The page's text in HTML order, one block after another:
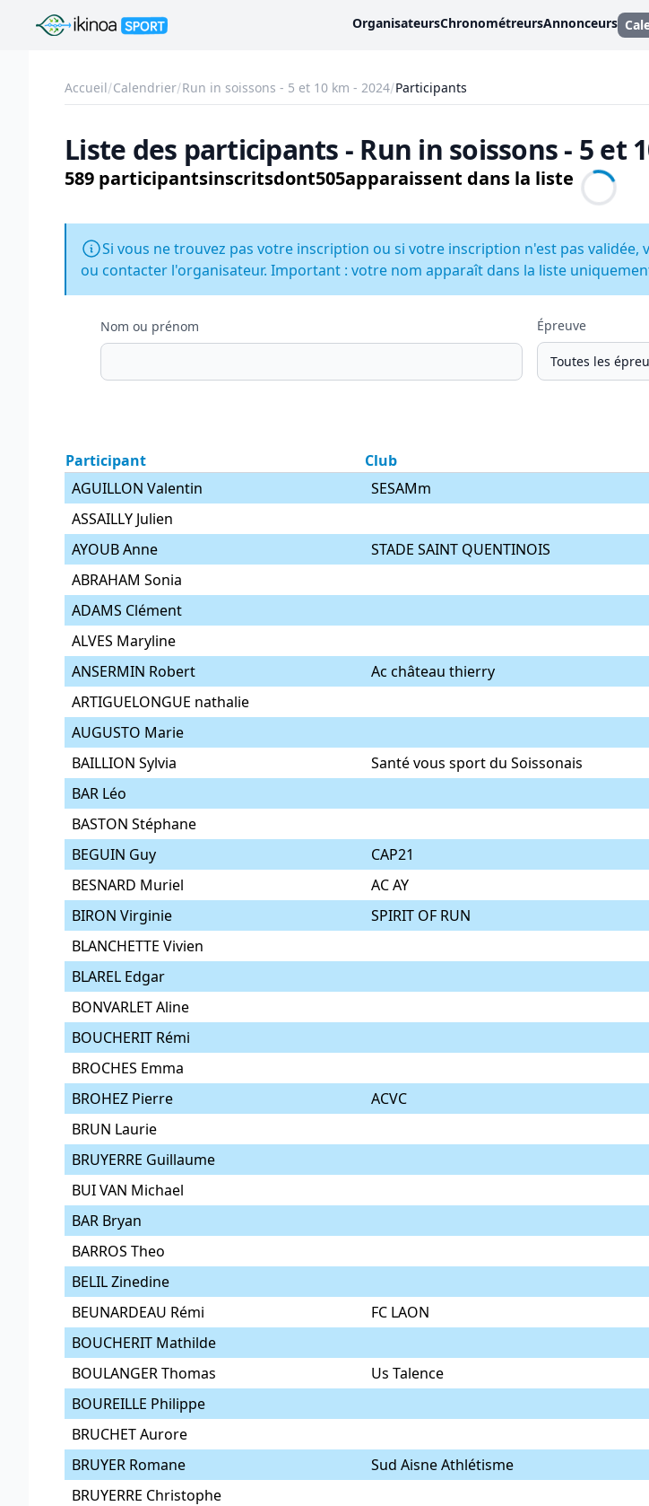
Ikinoa Sport OrganisateursChronométreursAnnonceurs
Accueil Calendrier Run in soissons - 5 et 10 km - 2024 Participants
Liste des participants - Run in soissons - 5 et
589 participantsinscritsdont505apparaissent dans la liste
Si vous ne trouvez pas votre inscription ou si votre inscription n'est pas
ou contacter l'organisateur. Important : votre nom apparaît dans la liste
Nom ou prénom Épreuve
Participant Club
AGUILLON Valentin
SESAMm
ASSAILLY Julien
AYOUB Anne
STADE SAINT QUENTINOIS
ABRAHAM Sonia
ADAMS Clément
ALVES Maryline
ANSERMIN Robert
Ac château thierry
ARTIGUELONGUE nathalie
AUGUSTO Marie
BAILLION Sylvia
Santé vous sport du Soissonais
BAR Léo
BASTON Stéphane
BEGUIN Guy
CAP21
BESNARD Muriel
AC AY
BIRON Virginie
SPIRIT OF RUN
BLANCHETTE Vivien
BLAREL Edgar
BONVARLET Aline
BOUCHERIT Rémi
BROCHES Emma
BROHEZ Pierre
ACVC
BRUN Laurie
BRUYERRE Guillaume
BUI VAN Michael
BAR Bryan
BARROS Theo
BELIL Zinedine
BEUNARDEAU Rémi
FC LAON
BOUCHERIT Mathilde
BOULANGER Thomas
Us Talence
BOUREILLE Philippe
BRUCHET Aurore
BRUYER Romane
Sud Aisne Athlétisme
BRUYERRE Christophe